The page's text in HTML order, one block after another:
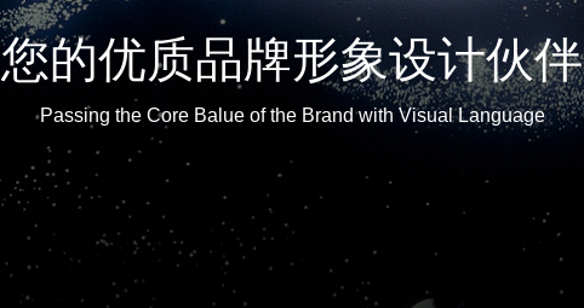
您的优质品牌形象设计伙伴
Passing the Core Balue of the Brand with Visual Language